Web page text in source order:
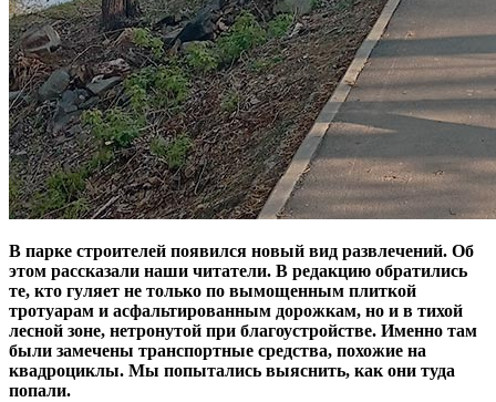
В парке строителей появился новый вид развлечений. Об
этом рассказали наши читатели. В редакцию обратились
те, кто гуляет не только по вымощенным плиткой
тротуарам и асфальтированным дорожкам, но и в тихой
лесной зоне, нетронутой при благоустройстве. Именно там
были замечены транспортные средства, похожие на
квадроциклы. Мы попытались выяснить, как они туда
попали.